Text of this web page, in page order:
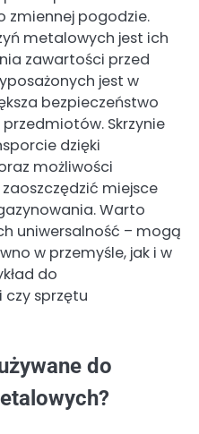
zmiennej pogodzie.
metalowych jest ich
zawartości przed
jest w
bezpieczeństwo
Skrzynie
dzięki
możliwości
miejsce
Warto
uniwersalność – mogą
w przemyśle, jak i w
do
czy sprzętu
do